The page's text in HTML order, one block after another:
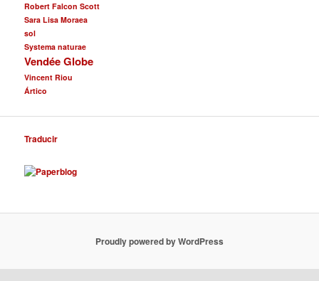
Robert Falcon Scott
Sara Lisa Moraea
sol
Systema naturae
Vendée Globe
Vincent Riou
Ártico
Traducir
Proudly powered by WordPress